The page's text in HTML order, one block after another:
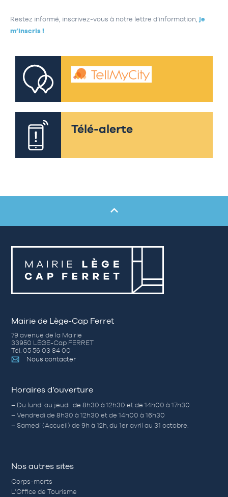
Restez informé, inscrivez-vous à notre lettre d’information, je
m’inscris !
Télé-alerte
Mairie de Lège-Cap Ferret
79 avenue de la Mairie
33950 LÈGE-Cap FERRET
Tél. 05 56 03 84 00
Nous contacter
Horaires d’ouverture
– Du lundi au jeudi de 8h30 à 12h30 et de 14h00 à 17h30
– Vendredi de 8h30 à 12h30 et de 14h00 à 16h30
– Samedi (Accueil) de 9h à 12h, du 1er avril au 31 octobre.
Nos autres sites
Corps-morts
L’Office de Tourisme